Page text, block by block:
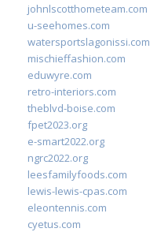
johnlscotthometeam.com
u-seehomes.com
watersportslagonissi.com
mischieffashion.com
eduwyre.com
retro-interiors.com
theblvd-boise.com
fpet2023.org
e-smart2022.org
ngrc2022.org
leesfamilyfoods.com
lewis-lewis-cpas.com
eleontennis.com
cyetus.com